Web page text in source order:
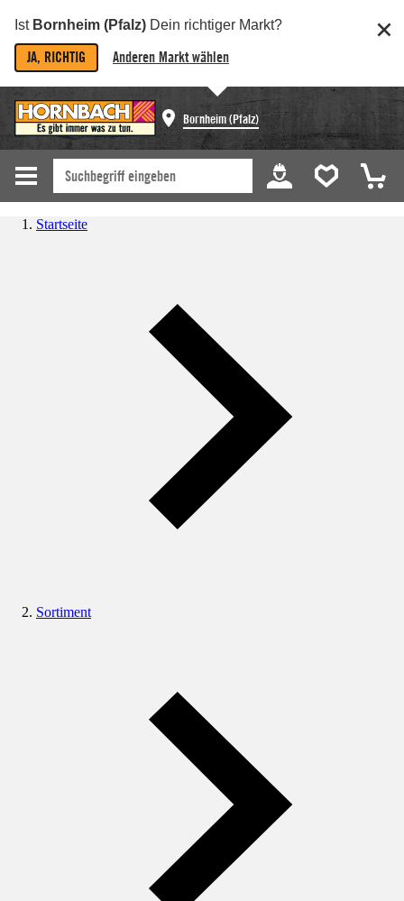
Ist Bornheim (Pfalz) Dein richtiger Markt?
JA, RICHTIG Anderen Markt wählen
Bornheim (Pfalz)
Startseite
Sortiment